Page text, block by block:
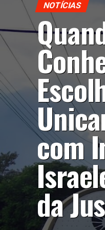
NOTÍCIAS
com
da